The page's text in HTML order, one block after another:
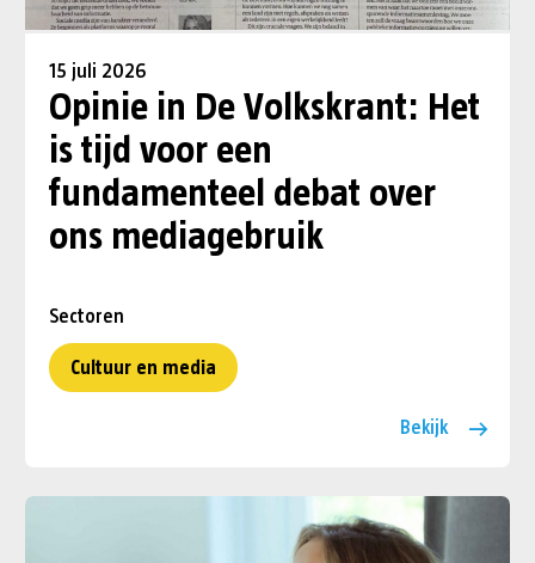
15 juli 2026
Opinie in De Volkskrant: Het
is tijd voor een
fundamenteel debat over
ons mediagebruik
Sectoren
Cultuur en media
Bekijk